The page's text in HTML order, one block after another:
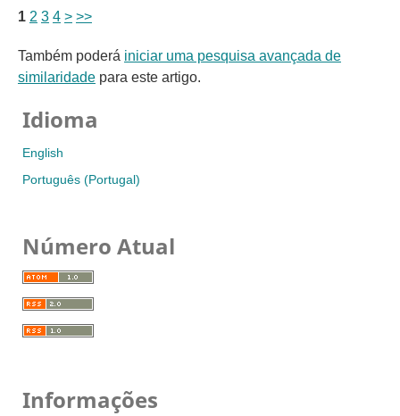
1 2 3 4 > >>
Também poderá iniciar uma pesquisa avançada de
similaridadepara este artigo.
Idioma
English
Português (Portugal)
Número Atual
Informações